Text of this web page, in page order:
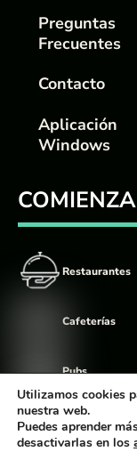
Preguntas
Frecuentes
Contacto
Aplicación
Windows
Restaurantes
Cafeterías
Pubs
Food Trucks
Utilizamos cookies
nuestra web.
Puedes aprender
desactivarlas en los